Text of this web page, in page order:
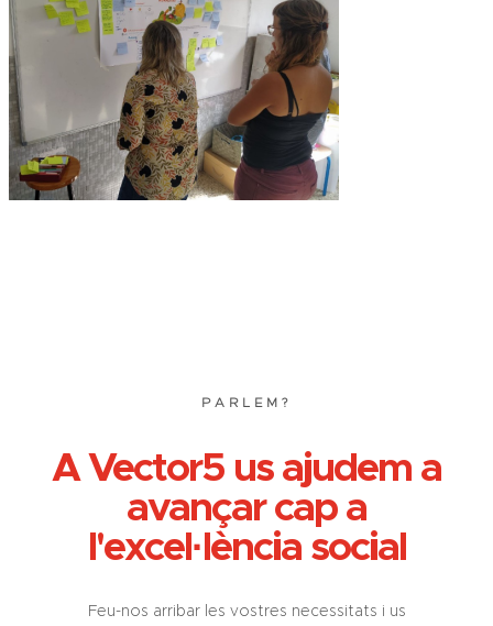
PARLEM?
A Vector5 us ajudem a
avançar cap a
l'excel·lència social
Feu-nos arribar les vostres necessitats i us